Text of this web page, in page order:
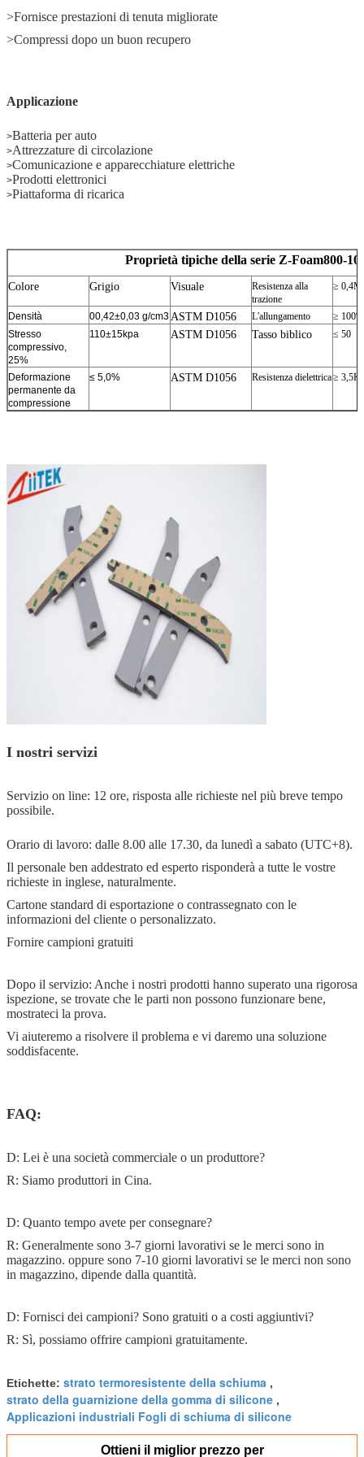
>Fornisce prestazioni di tenuta migliorate
>Compressi dopo un buon recupero
Applicazione
>Batteria per auto
>Attrezzature di circolazione
>Comunicazione e apparecchiature elettriche
>Prodotti elettronici
>Piattaforma di ricarica
Proprietà tipiche della serie Z-Foam800-
Colore Grigio Visuale
Resistenza alla
trazione
≥
Densità 00,42±0,03 g/cm3 ASTM D1056 L'allungamento
≥ 100%
Stresso
compressivo,
25%
110±15kpa ASTM D1056 Tasso biblico ≤ 50
Deformazione
permanente da
compressione
≤ 5,0% ASTM D1056 Resistenza dielettrica≥
I nostri servizi
Servizio on line: 12 ore, risposta alle richieste nel più breve tempo
possibile.
Orario di lavoro: dalle 8.00 alle 17.30, da lunedì a sabato (UTC+8).
Il personale ben addestrato ed esperto risponderà a tutte le vostre
richieste in inglese, naturalmente.
Cartone standard di esportazione o contrassegnato con le
informazioni del cliente o personalizzato.
Fornire campioni gratuiti
Dopo il servizio: Anche i nostri prodotti hanno superato una rigorosa
ispezione, se trovate che le parti non possono funzionare bene,
mostrateci la prova.
Vi aiuteremo a risolvere il problema e vi daremo una soluzione
soddisfacente.
FAQ:
D: Lei è una società commerciale o un produttore?
R: Siamo produttori in Cina.
D: Quanto tempo avete per consegnare?
R: Generalmente sono 3-7 giorni lavorativi se le merci sono in
magazzino. oppure sono 7-10 giorni lavorativi se le merci non sono
in magazzino, dipende dalla quantità.
D: Fornisci dei campioni? Sono gratuiti o a costi aggiuntivi?
R: Sì, possiamo offrire campioni gratuitamente.
Etichette: strato termoresistente della schiuma ,
strato della guarnizione della gomma di silicone ,
Applicazioni industriali Fogli di schiuma di silicone
Ottieni il miglior prezzo per